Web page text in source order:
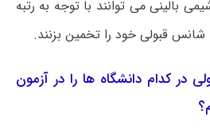
بالینی می توانند با توجه به رتبه
قبولی خود را تخمین بزنند.
در کدام دانشگاه ها را در آزمون